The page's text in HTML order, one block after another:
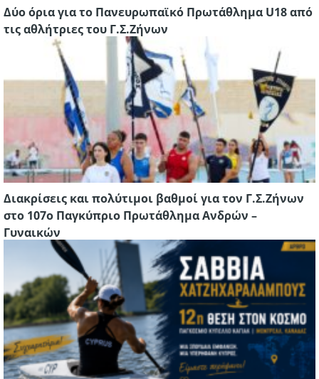
Δύο όρια για το Πανευρωπαϊκό Πρωτάθλημα U18 από
τις αθλήτριες του Γ.Σ.Ζήνων
Διακρίσεις και πολύτιμοι βαθμοί για τον Γ.Σ.Ζήνων
στο 107ο Παγκύπριο Πρωτάθλημα Ανδρών –
Γυναικών